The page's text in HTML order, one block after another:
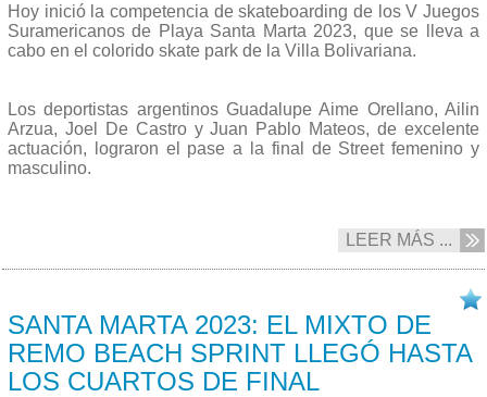
Hoy inició la competencia de skateboarding de los V Juegos
Suramericanos de Playa Santa Marta 2023, que se lleva a
cabo en el colorido skate park de la Villa Bolivariana.
Los deportistas argentinos Guadalupe Aime Orellano, Ailin
Arzua, Joel De Castro y Juan Pablo Mateos, de excelente
actuación, lograron el pase a la final de Street femenino y
masculino.
LEER MÁS ...
SANTA MARTA 2023: EL MIXTO DE
REMO BEACH SPRINT LLEGÓ HASTA
LOS CUARTOS DE FINAL